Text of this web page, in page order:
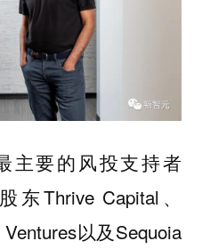
主要的风投支持者
Thrive Capital、
以及Sequoia